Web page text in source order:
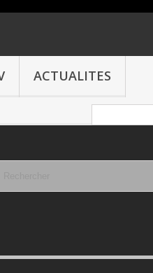
ACTUALITES